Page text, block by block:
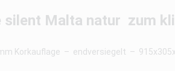
silent Malta natur zum
Korkauflage – endversiegelt –